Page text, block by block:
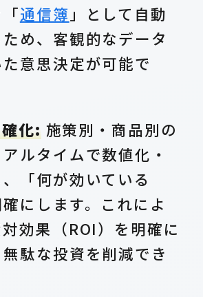
通信簿 」として自動
め、客観的なデータ
意思決定が可能で
化:施策別・商品別の
ルタイムで数値化・
「何が効いている
にします。これによ
効果（ROI）を明確に
駄な投資を削減でき